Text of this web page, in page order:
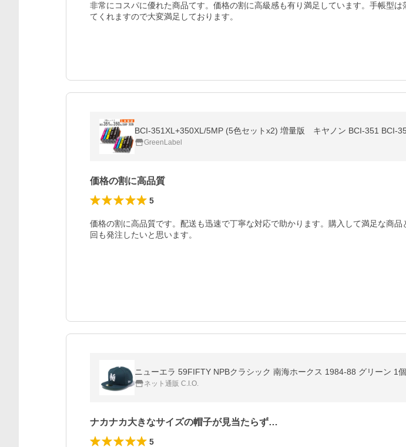
非常にコスパに優れた商品てす。価格の割に高級感も有り満足しています。手帳型は
てくれますので大変満足しております。
BCI-351XL+350XL/5MP (5色セットx2) 増量版 キヤノン BCI-351 BCI-
GreenLabel
価格の割に高品質
5
価格の割に高品質です。配送も迅速で丁寧な対応で助かります。購入して満足な商品
回も発注したいと思います。
ニューエラ 59FIFTY NPBクラシック 南海ホークス 1984-88 グリーン 1
ネット通販 C.I.O.
ナカナカ大きなサイズの帽子が見当たらず…
5